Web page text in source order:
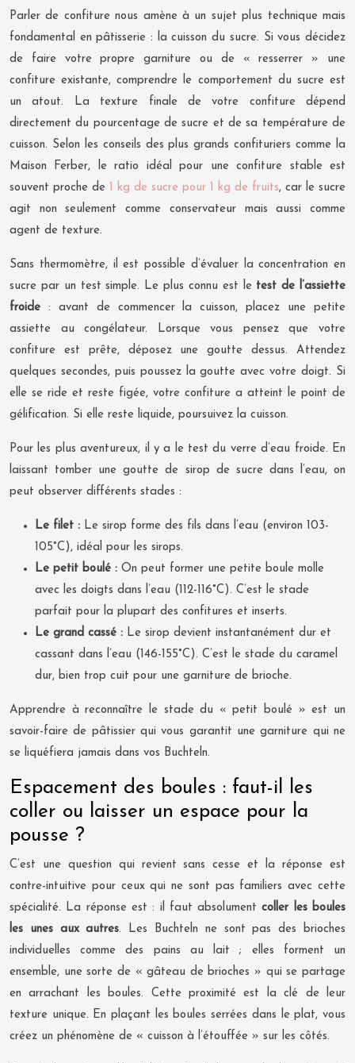
Parler de confiture nous amène à un sujet plus technique mais
fondamental en pâtisserie : la cuisson du sucre. Si vous décidez
de faire votre propre garniture ou de « resserrer » une
confiture existante, comprendre le comportement du sucre est
un atout. La texture finale de votre confiture dépend
directement du pourcentage de sucre et de sa température de
cuisson. Selon les conseils des plus grands confituriers comme la
Maison Ferber, le ratio idéal pour une confiture stable est
souvent proche de
1 kg de sucre pour 1 kg de fruits, car le sucre
agit non seulement comme conservateur mais aussi comme
agent de texture.
Sans thermomètre, il est possible d’évaluer la concentration en
sucre par un test simple. Le plus connu est le test de l’assiette
froide : avant de commencer la cuisson, placez une petite
assiette au congélateur. Lorsque vous pensez que votre
confiture est prête, déposez une goutte dessus. Attendez
quelques secondes, puis poussez la goutte avec votre doigt. Si
elle se ride et reste figée, votre confiture a atteint le point de
gélification. Si elle reste liquide, poursuivez la cuisson.
Pour les plus aventureux, il y a le test du verre d’eau froide. En
laissant tomber une goutte de sirop de sucre dans l’eau, on
peut observer différents stades :
Le filet : Le sirop forme des fils dans l’eau (environ 103-
105°C), idéal pour les sirops.
Le petit boulé : On peut former une petite boule molle
avec les doigts dans l’eau (112-116°C). C’est le stade
parfait pour la plupart des confitures et inserts.
Le grand cassé : Le sirop devient instantanément dur et
cassant dans l’eau (146-155°C). C’est le stade du caramel
dur, bien trop cuit pour une garniture de brioche.
Apprendre à reconnaître le stade du « petit boulé » est un
savoir-faire de pâtissier qui vous garantit une garniture qui ne
se liquéfiera jamais dans vos Buchteln.
Espacement des boules : faut-il les
coller ou laisser un espace pour la
pousse ?
C’est une question qui revient sans cesse et la réponse est
contre-intuitive pour ceux qui ne sont pas familiers avec cette
spécialité. La réponse est : il faut absolumentcoller les boules
les unes aux autres. Les Buchteln ne sont pas des brioches
individuelles comme des pains au lait ; elles forment un
ensemble, une sorte de « gâteau de brioches » qui se partage
en arrachant les boules. Cette proximité est la clé de leur
texture unique. En plaçant les boules serrées dans le plat, vous
créez un phénomène de « cuisson à l’étouffée » sur les côtés.